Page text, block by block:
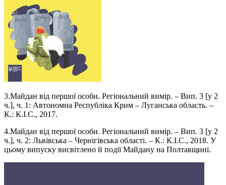
3.Майдан від першої особи. Регіональний вимір. – Вип. 3 [у 2
ч.], ч. 1: Автономна Республіка Крим – Луганська область. –
К.: К.І.С., 2017.
4.Майдан від першої особи. Регіональний вимір. – Вип. 3 [у 2
ч.], ч. 2: Львівська – Чернігівська області. – К.: К.І.С., 2018. У
цьому випуску висвітлено й події Майдану на Полтавщині.